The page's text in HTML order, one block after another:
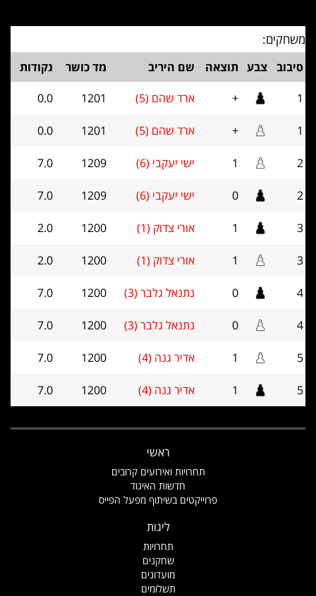
משחקים:
סיבוב צבע תוצאה שם היריב מד כושר
נקודות
1
+ ארד שהם (5) 1201
0.0
1
+ ארד שהם (5) 1201
0.0
2
1 ישי יעקבי (6) 1209
7.0
2
0 ישי יעקבי (6) 1209
7.0
3
1 אורי צדוק (1) 1200
2.0
3
1 אורי צדוק (1) 1200
2.0
4
0 נתנאל גלבר (3) 1200
7.0
4
0 נתנאל גלבר (3) 1200
7.0
5
1 אדיר גנה (4) 1200
7.0
5
1 אדיר גנה (4) 1200
7.0
ראשי
תחרויות ואירועים קרובים
חדשות האיגוד
פרוייקטים בשיתוף מפעל הפייס
ליגות
תחרויות
שחקנים
מועדונים
תשלומים